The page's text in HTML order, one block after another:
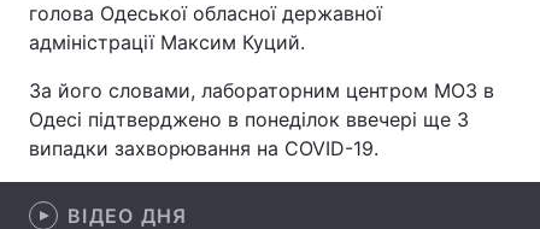
Україна Політика
Економіка Світ
Спорт Наука
голова Одеської обласної державної
адміністрації Максим Куций.
За його словами, лабораторним центром МОЗ в
Одесі підтверджено в понеділок ввечері ще 3
випадки захворювання на COVID-19.
ВІДЕО ДНЯ